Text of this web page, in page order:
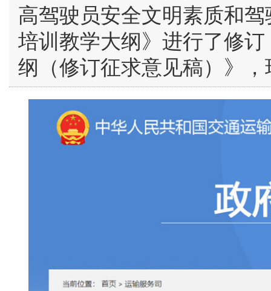
高驾驶员安全文明素质和
培训教学大纲》进行了修
纲（修订征求意见稿）》